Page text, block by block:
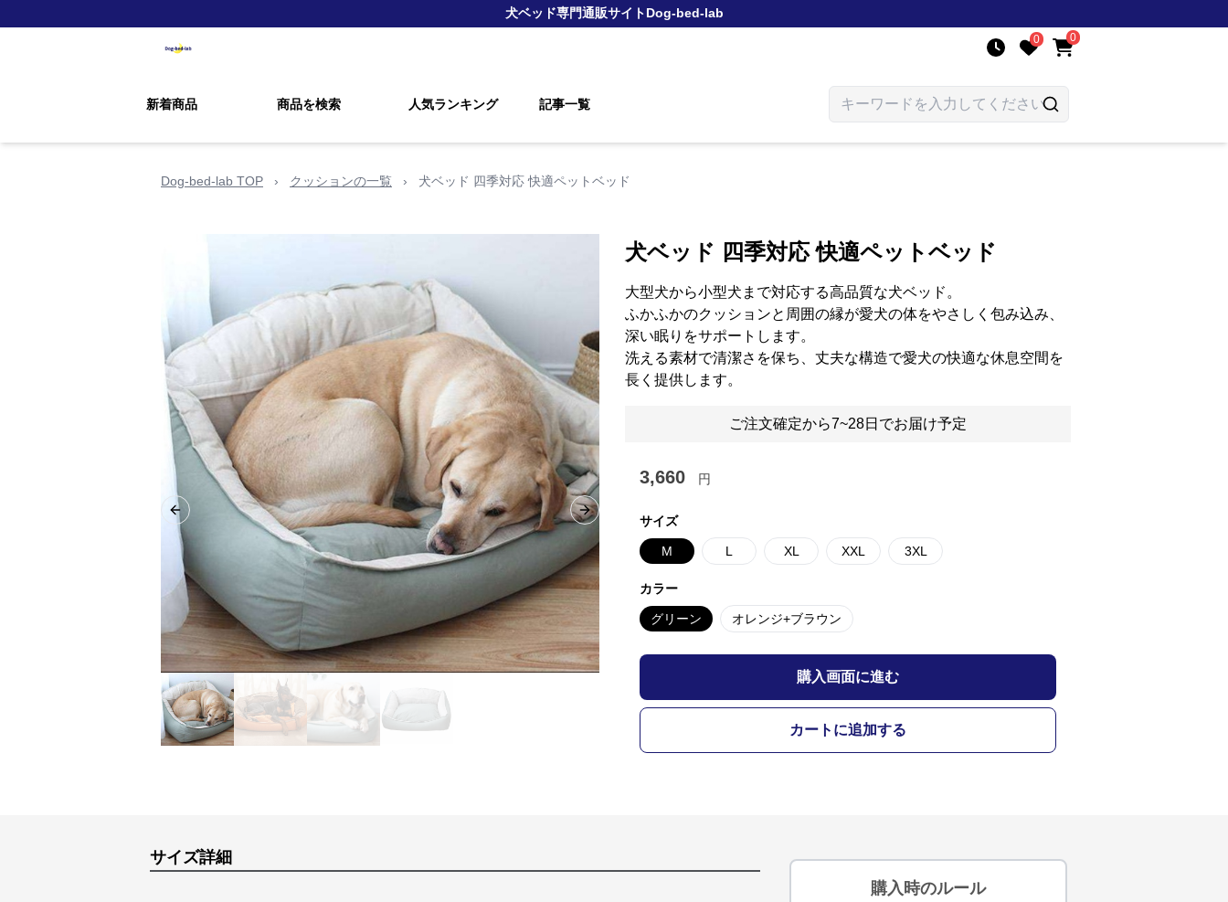
犬ベッド専門通販サイトDog-bed-lab
0 0
新着商品 商品を検索 人気ランキング 記事一覧
Dog-bed-lab TOP › クッションの一覧 › 犬ベッド 四季対応 快適ペットベッド
Previous slide Next slide
犬ベッド 四季対応 快適ペットベッド
大型犬から小型犬まで対応する高品質な犬ベッド。
ふかふかのクッションと周囲の縁が愛犬の体をやさしく包み込み、
深い眠りをサポートします。
洗える素材で清潔さを保ち、丈夫な構造で愛犬の快適な休息空間を
長く提供します。
ご注文確定から7~28日でお届け予定
3,660 円
サイズ
M L XL XXL 3XL
カラー
グリーン オレンジ+ブラウン
購入画面に進む
カートに追加する
サイズ詳細
購入時のルール